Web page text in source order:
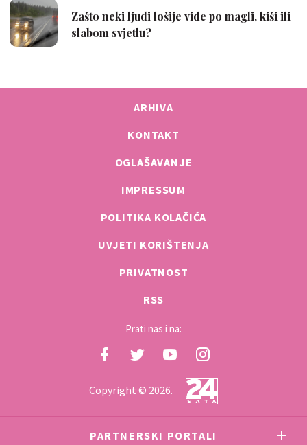
ARHIVA
KONTAKT
OGLAŠAVANJE
IMPRESSUM
POLITIKA KOLAČIĆA
UVJETI KORIŠTENJA
PRIVATNOST
RSS
Prati nas i na:
Copyright © 2026.
PARTNERSKI PORTALI